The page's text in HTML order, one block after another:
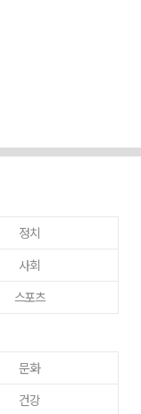
정치
사회
스포츠
문화
건강